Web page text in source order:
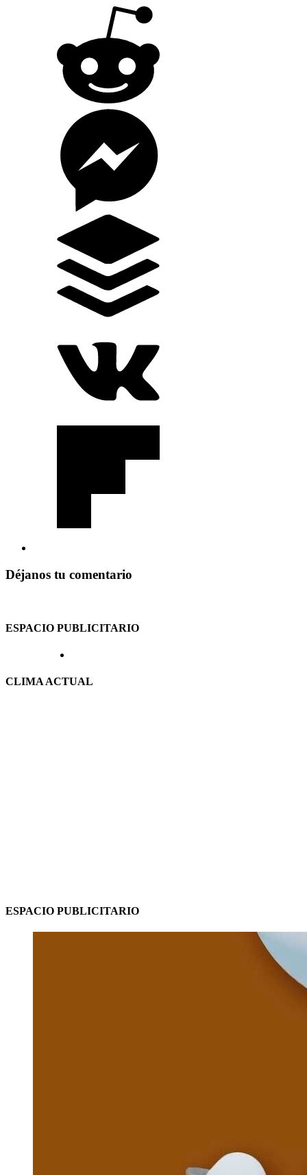
Déjanos tu comentario
ESPACIO PUBLICITARIO
CLIMA ACTUAL
ESPACIO PUBLICITARIO